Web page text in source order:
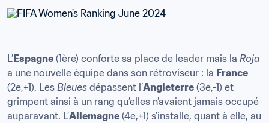
L’ Espagne (1ère) conforte sa place de leader mais la Roja
a une nouvelle équipe dans son rétroviseur : la France
(2e,+1). Les Bleues dépassent l’Angleterre (3e,-1) et
grimpent ainsi à un rang qu’elles n’avaient jamais occupé
auparavant. L’Allemagne (4e,+1) s’installe, quant à elle, au